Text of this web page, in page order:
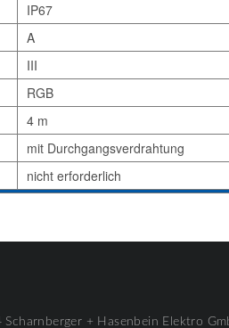
IP67
A
III
RGB
4 m
mit Durchgangsverdrahtung
nicht erforderlich
+ Hasenbein Elektro